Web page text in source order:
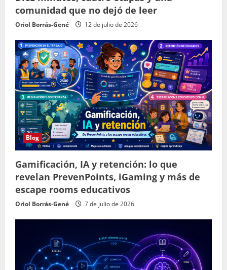
comunidad que no dejó de leer
Oriol Borrás-Gené 12 de julio de 2026
Blog
Gamificación, IA y retención: lo que
revelan PrevenPoints, iGaming y más de
escape rooms educativos
Oriol Borrás-Gené 7 de julio de 2026